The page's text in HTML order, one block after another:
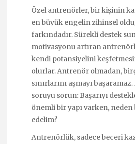
Özel antrenörler, bir kişinin
en büyük engelin zihinsel
farkındadır. Sürekli destek
motivasyonu artıran
kendi potansiyelini
olurlar. Antrenör olmadan,
sınırlarını aşmayı
soruyu sorun: Başarıyı
önemli bir yapı varken, neden
edelim?
Antrenörlük, sadece beceri